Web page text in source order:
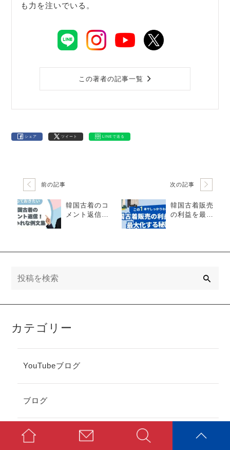
も力を注いでいる。
この著者の記事一覧
シェア ツイート LINEで送る
前の記事
韓国古着のコ
メント返信！
次の記事
韓国古着販売
の利益を最大
カテゴリー
YouTubeブログ
ブログ
未分類